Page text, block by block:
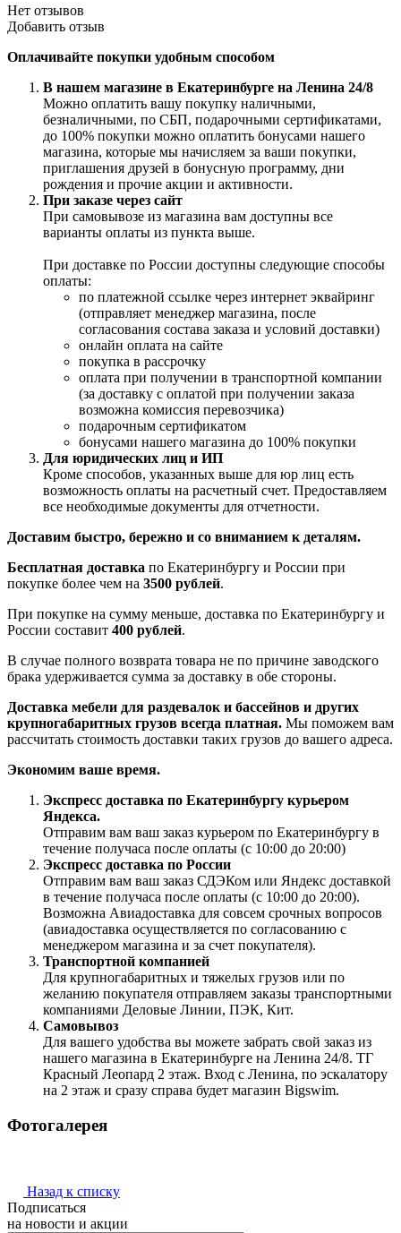
Нет отзывов
Добавить отзыв
Оплачивайте покупки удобным способом
В нашем магазине в Екатеринбурге на Ленина 24/8
Можно оплатить вашу покупку наличными,
безналичными, по СБП, подарочными сертификатами,
до 100% покупки можно оплатить бонусами нашего
магазина, которые мы начисляем за ваши покупки,
приглашения друзей в бонусную программу, дни
рождения и прочие акции и активности.
При заказе через сайт
При самовывозе из магазина вам доступны все
варианты оплаты из пункта выше.
При доставке по России доступны следующие способы
оплаты:
по платежной ссылке через интернет эквайринг
(отправляет менеджер магазина, после
согласования состава заказа и условий доставки)
онлайн оплата на сайте
покупка в рассрочку
оплата при получении в транспортной компании
(за доставку с оплатой при получении заказа
возможна комиссия перевозчика)
подарочным сертификатом
бонусами нашего магазина до 100% покупки
Для юридических лиц и ИП
Кроме способов, указанных выше для юр лиц есть
возможность оплаты на расчетный счет. Предоставляем
все необходимые документы для отчетности.
Доставим быстро, бережно и со вниманием к деталям.
Бесплатная доставка по Екатеринбургу и России при
покупке более чем на 3500 рублей.
При покупке на сумму меньше, доставка по Екатеринбургу и
России составит 400 рублей.
В случае полного возврата товара не по причине заводского
брака удерживается сумма за доставку в обе стороны.
Доставка мебели для раздевалок и бассейнов и других
крупногабаритных грузов всегда платная. Мы поможем вам
рассчитать стоимость доставки таких грузов до вашего адреса.
Экономим ваше время.
Экспресс доставка по Екатеринбургу курьером
Яндекса.
Отправим вам ваш заказ курьером по Екатеринбургу в
течение получаса после оплаты (с 10:00 до 20:00)
Экспресс доставка по России
Отправим вам ваш заказ СДЭКом или Яндекс доставкой
в течение получаса после оплаты (с 10:00 до 20:00).
Возможна Авиадоставка для совсем срочных вопросов
(авиадоставка осуществляется по согласованию с
менеджером магазина и за счет покупателя).
Транспортной компанией
Для крупногабаритных и тяжелых грузов или по
желанию покупателя отправляем заказы транспортными
компаниями Деловые Линии, ПЭК, Кит.
Самовывоз
Для вашего удобства вы можете забрать свой заказ из
нашего магазина в Екатеринбурге на Ленина 24/8. ТГ
Красный Леопард 2 этаж. Вход с Ленина, по эскалатору
на 2 этаж и сразу справа будет магазин Bigswim.
Фотогалерея
Назад к списку
Подписаться
на новости и акции